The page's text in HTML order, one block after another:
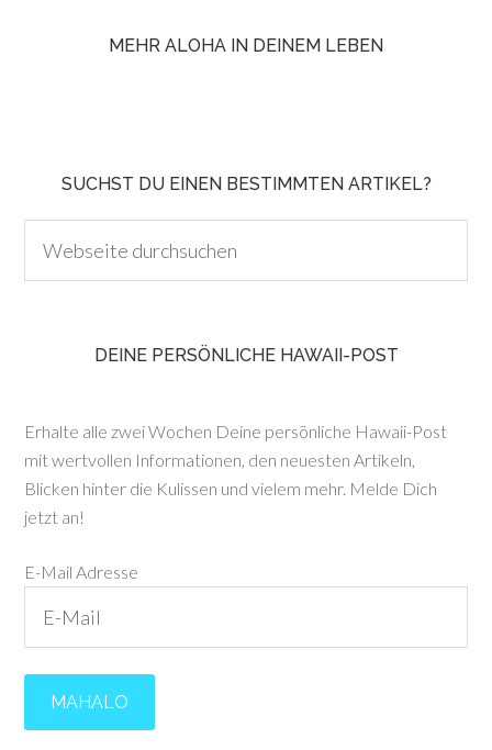
MEHR ALOHA IN DEINEM LEBEN
SUCHST DU EINEN BESTIMMTEN ARTIKEL?
DEINE PERSÖNLICHE HAWAII-POST
Erhalte alle zwei Wochen Deine persönliche Hawaii-Post
mit wertvollen Informationen, den neuesten Artikeln,
Blicken hinter die Kulissen und vielem mehr. Melde Dich
jetzt an!
E-Mail Adresse